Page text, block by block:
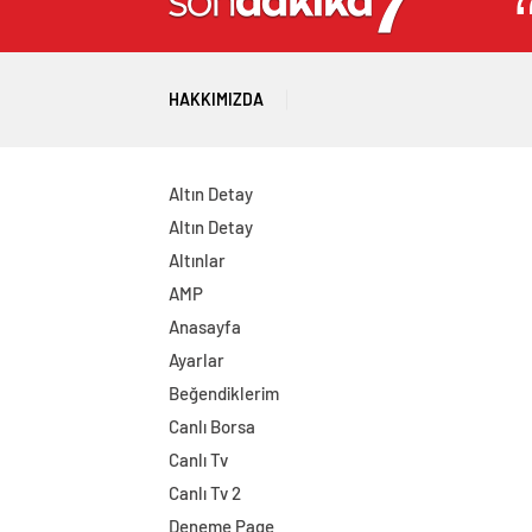
HAKKIMIZDA
Altın Detay
Altın Detay
Altınlar
AMP
Anasayfa
Ayarlar
Beğendiklerim
Canlı Borsa
Canlı Tv
Canlı Tv 2
Deneme Page